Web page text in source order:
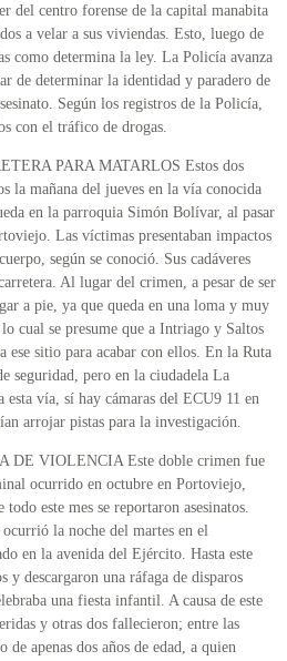
del centro forense de la capital manabita
a velar a sus viviendas. Esto, luego de
como determina la ley. La Policía avanza
de determinar la identidad y paradero de
Según los registros de la Policía,
con el tráfico de drogas.
PARA MATARLOS Estos dos
la mañana del jueves en la vía conocida
en la parroquia Simón Bolívar, al pasar
Las víctimas presentaban impactos
según se conoció. Sus cadáveres
Al lugar del crimen, a pesar de ser
a pie, ya que queda en una loma y muy
cual se presume que a Intriago y Saltos
ese sitio para acabar con ellos. En la Ruta
seguridad, pero en la ciudadela La
esta vía, sí hay cámaras del ECU9 11 en
arrojar pistas para la investigación.
DE VIOLENCIA Este doble crimen fue
ocurrido en octubre en Portoviejo,
este mes se reportaron asesinatos.
la noche del martes en el
en la avenida del Ejército. Hasta este
y descargaron una ráfaga de disparos
una fiesta infantil. A causa de este
y otras dos fallecieron; entre las
apenas dos años de edad, a quien